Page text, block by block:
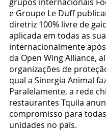
e Groupe Le Duff
diretriz 100% livre de
aplicada em todas as
internacionalmente
da Open Wing Alliance,
organizações de
qual a Sinergia Animal
Paralelamente, a rede
restaurantes Tquila
compromisso para
unidades no país.